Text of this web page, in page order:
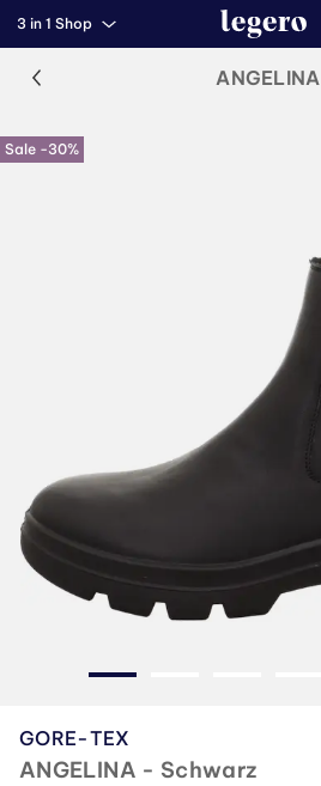
3 in 1 Shop
ANGELINA
Sale -30%
GORE-TEX
ANGELINA - Schwarz